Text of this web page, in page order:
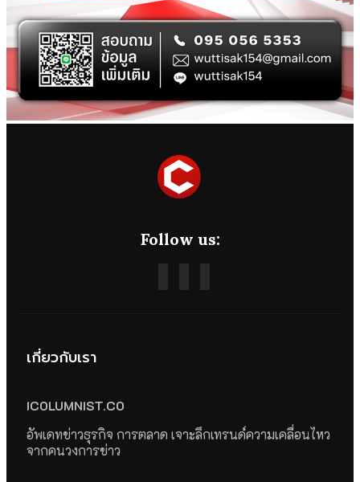
Follow us:
เกี่ยวกับเรา
ICOLUMNIST.CO
อัพเดทข่าวธุรกิจ การตลาด เจาะลึกเทรนด์ความเคลื่อนไหว
จากคนวงการข่าว